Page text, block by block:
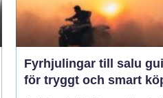
Fyrhjulingar till salu guide
för tryggt och smart